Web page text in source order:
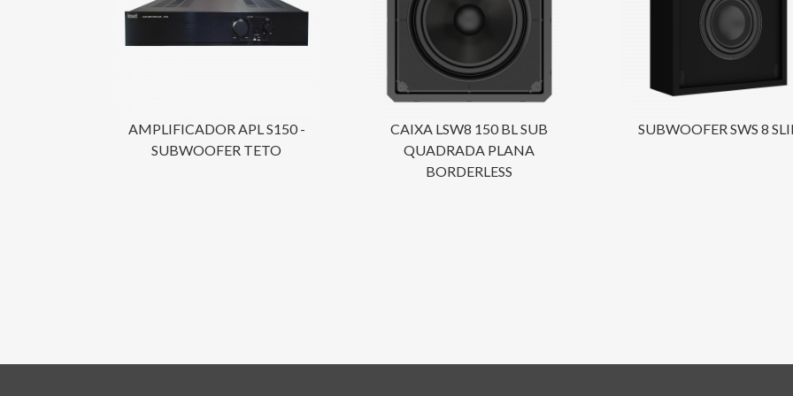
AMPLIFICADOR APL S150 -
SUBWOOFER TETO
CAIXA LSW8 150 BL SUB
QUADRADA PLANA
BORDERLESS
SUBWOOFER SWS 8